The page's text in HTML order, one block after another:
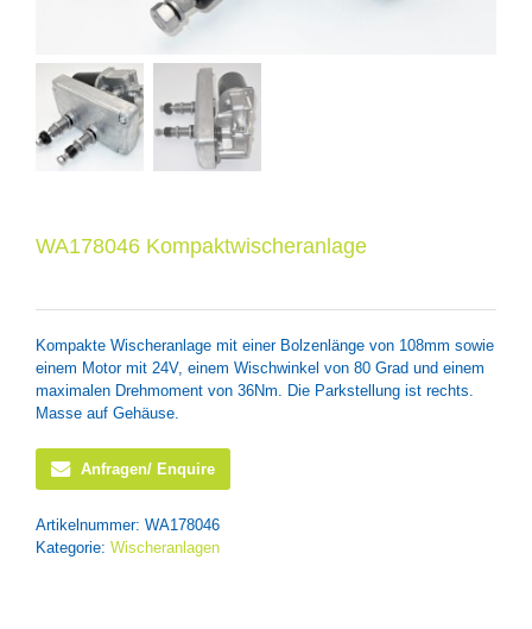
WA178046 Kompaktwischeranlage
Kompakte Wischeranlage mit einer Bolzenlänge von 108mm sowie
einem Motor mit 24V, einem Wischwinkel von 80 Grad und einem
maximalen Drehmoment von 36Nm. Die Parkstellung ist rechts.
Masse auf Gehäuse.
Anfragen/ Enquire
Artikelnummer: WA178046
Kategorie: Wischeranlagen